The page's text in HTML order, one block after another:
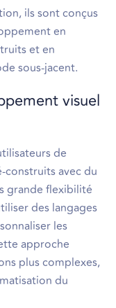
ils sont conçus
en
et en
sous-jacent.
visuel
de
construits avec du
grande flexibilité
des langages
les
approche
plus complexes,
du